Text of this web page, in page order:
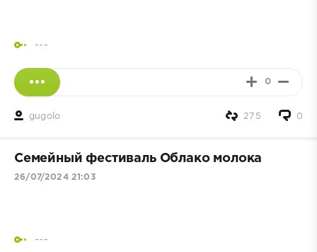
---
0
gugolo 0
275
Семейный фестиваль Облако молока
26/07/2024 21:03
---